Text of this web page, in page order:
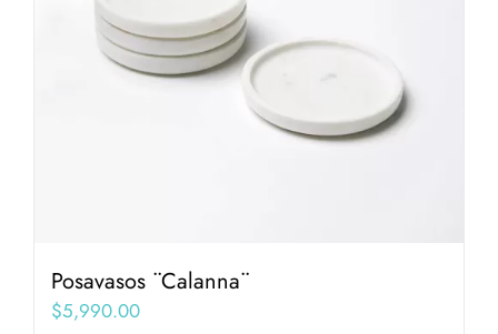
Posavasos ¨Calanna¨
$5,990.00